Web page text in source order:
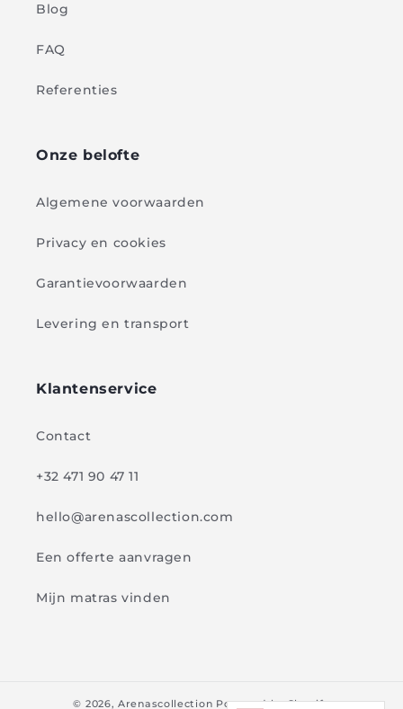
Blog
FAQ
Referenties
Onze belofte
Algemene voorwaarden
Privacy en cookies
Garantievoorwaarden
Levering en transport
Klantenservice
Contact
+32 471 90 47 11
hello@arenascollection.com
Een offerte aanvragen
Mijn matras vinden
© 2026,Arenascollection Powered by Shopify